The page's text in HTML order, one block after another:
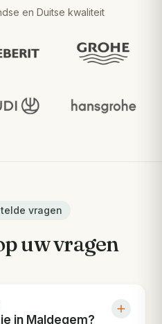
en Duitse kwaliteit
vragen
uw vragen
in Maldegem?